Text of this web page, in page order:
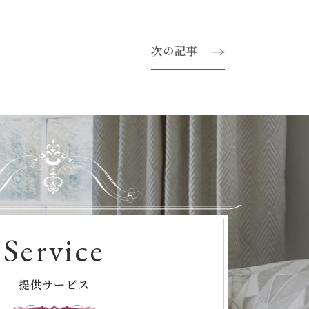
次の記事
Service
提供サービス